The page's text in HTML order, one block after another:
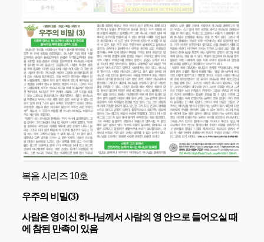
복음 시리즈 10호
우주의 비밀(3)
사람은 영이신 하나님께서 사람의 영 안으로들어오실 때
에 참된 만족이 있음